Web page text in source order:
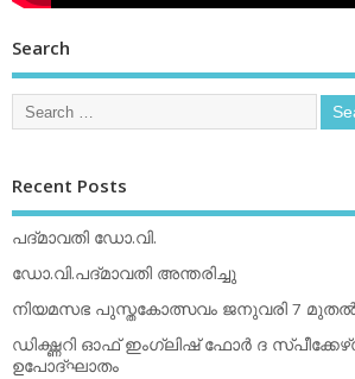
Search
Recent Posts
പദ്മാവതി ഡോ.വി.
ഡോ.വി.പദ്മാവതി അന്തരിച്ചു
നിയമസഭ പുസ്തകോത്സവം ജനുവരി 7 മുതല്‍
ഡിക്ഷ്ണറി ഓഫ് ഇംഗ്ലിഷ് ഫോര്‍ ദ
ഉപോദ്ഘാതം